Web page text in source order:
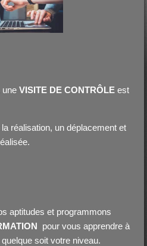
une VISITE DE CONTRÔLE est
réalisation, un déplacement et
aptitudes et programmons
pour vous apprendre à
soit votre niveau.